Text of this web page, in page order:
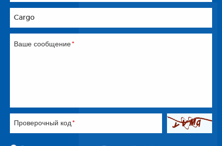
Cargo
Ваше сообщение*
Проверочный код *